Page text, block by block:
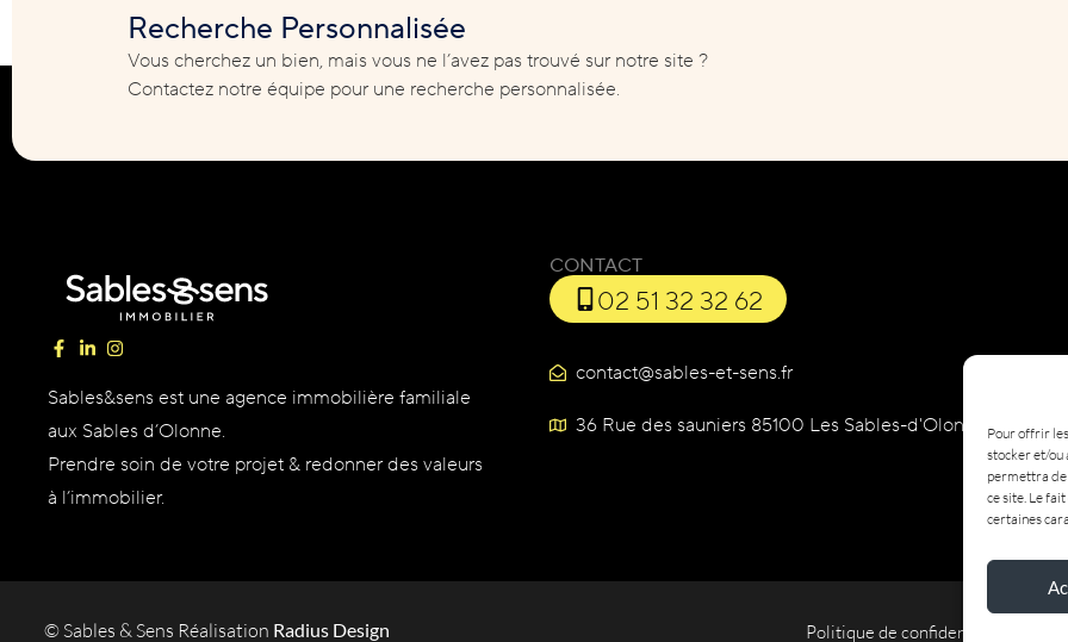
Pour offrir
stocker et/ou
permettra de
ce site. Le
certaines
Recherche Personnalisée
Vous cherchez un bien, mais vous ne l’avez pas trouvé sur notre site ?
Contactez notre équipe pour une recherche personnalisée.
Sables&sens est une agence immobilière familiale
aux Sables d’Olonne.
Prendre soin de votre projet & redonner des valeurs
à l’immobilier.
CONTACT
02 51 32 32 62
contact@sables-et-sens.fr
36 Rue des sauniers 85100 Les Sables-d'Olonne
© Sables & Sens Réalisation Radius Design Politique de confidentialité